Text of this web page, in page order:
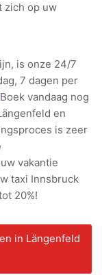
zich op uw
is onze 24/7
7 dagen per
vandaag nog
en
is zeer
vakantie
taxi Innsbruck
20%!
in Längenfeld